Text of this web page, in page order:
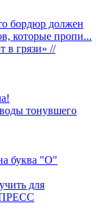
бордюр должен
которые пропи...
в грязи» //
тонувшего
буква "О"
для
ПРЕСС